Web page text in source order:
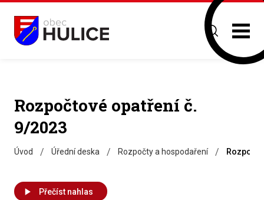
Rozpočtové opatření č.
9/2023
Úvod / Úřední deska / Rozpočty a hospodaření /
Přečíst nahlas